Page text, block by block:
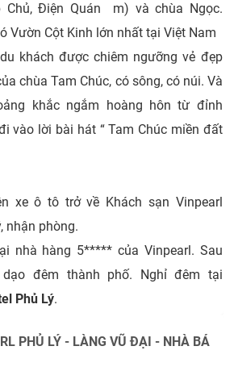
Chủ, Điện Quán m) và chùa Ngọc.
Vườn Cột Kinh lớn nhất tại Việt Nam
khách được chiêm ngưỡng vẻ đẹp
chùa Tam Chúc, có sông, có núi. Và
khắc ngắm hoàng hôn từ đỉnh
vào lời bài hát “ Tam Chúc miền đất
xe ô tô trở về Khách sạn Vinpearl
nhận phòng.
nhà hàng 5***** của Vinpearl. Sau
đêm thành phố. Nghỉ đêm tại
Phủ Lý.
PHỦ LÝ - LÀNG VŨ ĐẠI - NHÀ BÁ